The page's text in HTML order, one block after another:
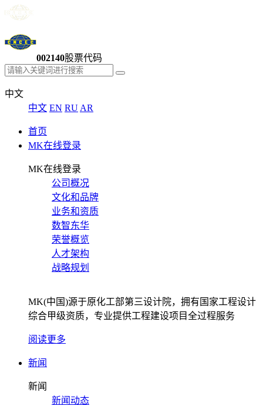
002140股票代码
中文
中文 EN RU AR
首页
MK在线登录
MK在线登录
公司概况
文化和品牌
业务和资质
数智东华
荣誉概览
人才架构
战略规划
MK(中国)源于原化工部第三设计院，拥有国家工程设计
综合甲级资质，专业提供工程建设项目全过程服务
阅读更多
新闻
新闻
新闻动态